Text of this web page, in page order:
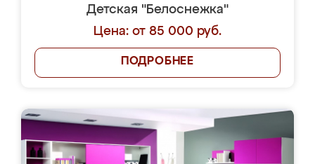
Детская "Белоснежка"
Цена: от 85 000 руб.
ПОДРОБНЕЕ